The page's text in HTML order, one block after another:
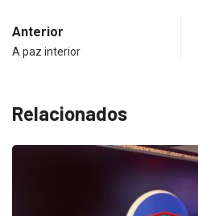
Anterior
A paz interior
Relacionados